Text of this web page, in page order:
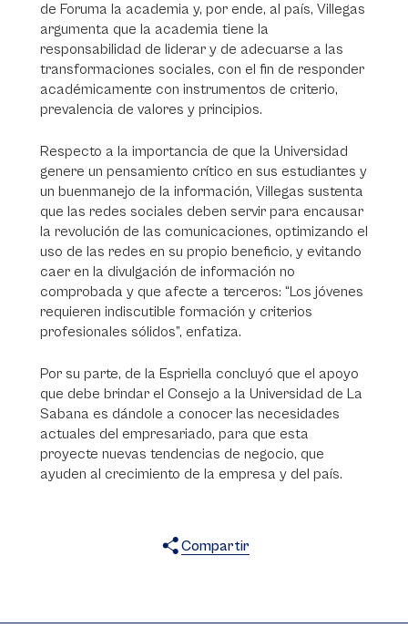
de Foruma la academia y, por ende, al país, Villegas
argumenta que la academia tiene la
responsabilidad de liderar y de adecuarse a las
transformaciones sociales, con el fin de responder
académicamente con instrumentos de criterio,
prevalencia de valores y principios.
Respecto a la importancia de que la Universidad
genere un pensamiento crítico en sus estudiantes y
un buenmanejo de la información, Villegas sustenta
que las redes sociales deben servir para encausar
la revolución de las comunicaciones, optimizando el
uso de las redes en su propio beneficio, y evitando
caer en la divulgación de información no
comprobada y que afecte a terceros: “Los jóvenes
requieren indiscutible formación y criterios
profesionales sólidos”, enfatiza.
Por su parte, de la Espriella concluyó que el apoyo
que debe brindar el Consejo a la Universidad de La
Sabana es dándole a conocer las necesidades
actuales del empresariado, para que esta
proyecte nuevas tendencias de negocio, que
ayuden al crecimiento de la empresa y del país.
Compartir